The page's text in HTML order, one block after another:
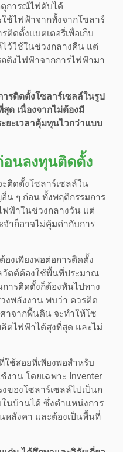
ตุการณ์ไฟดับได้
ใช้ไฟฟ้าจากทั้งจากโซลาร์
ติดตั้งแบตเตอรี่เพื่อเก็บ
ว้ใช้ในช่วงกลางคืน แต่
ดึงไฟฟ้าจากการไฟฟ้ามา
รติดตั้งโซลาร์เซลล์ในรูป
ด เนื่องจากไม่ต้องมี
ยะเวลาคุ้มทุนไวกว่าแบบ
นลงทุนติดตั้ง
ติดตั้งโซลาร์เซลล์ใน
น ๆ ก่อน ทั้งพฤติกรรมการ
ฟ้าในช่วงกลางวัน แต่
ำก็อาจไม่คุ้มค่ากับการ
งเพียงพอต่อการติดตั้ง
วัตต์ต้องใช้พื้นที่ประมาณ
ารติดตั้งก็ต้องหันไปทาง
งพลังงาน พบว่า ควรติด
าจากพื้นดิน จะทำให้โซ
ตไฟฟ้าได้สุงที่สุด และไม่
ช้สอยที่เพียงพอสำหรับ
าน โดยเฉพาะ Inventer
ของโซลาร์เซลล์ไปเป็นก
นบ้านได้ ซึ่งตำแหน่งการ
หลังคา และต้องเป็นพื้นที่